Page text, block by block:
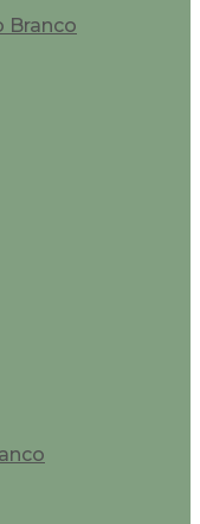
Branco